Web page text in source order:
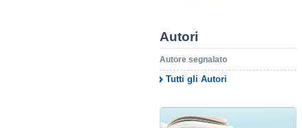
Autori
Autore segnalato
Tutti gli Autori